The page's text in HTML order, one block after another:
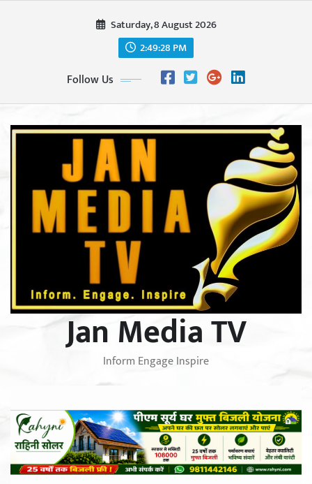
Saturday, 8 August 2026
2:49:30 PM
Follow Us
Jan Media TV
Inform Engage Inspire